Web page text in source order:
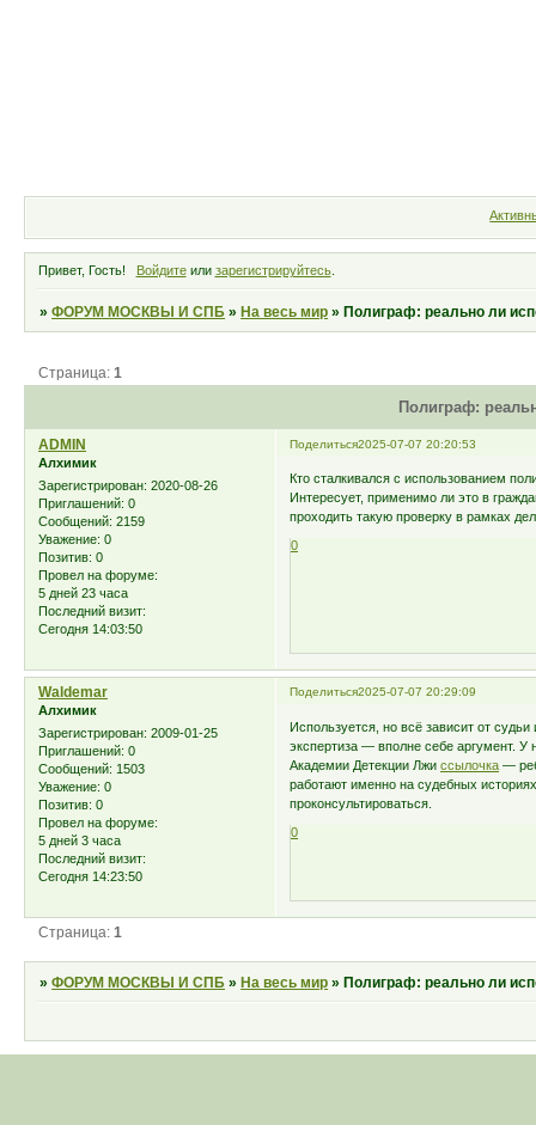
Привет, Гость! Войдитеили зарегистрируйтесь.
»ФОРУМ МОСКВЫ И СПБ »На весь мир »Полиграф: реально ли
Полиграф:
Страница:1
Поделиться2025-07-07 20:20:53
ADMIN
Алхимик
Зарегистрирован: 2020-08-26
Приглашений: 0
Сообщений: 2159
Уважение: 0
Позитив: 0
Провел на форуме:
5 дней 23 часа
Последний визит:
Сегодня 14:03:50
Кто сталкивался с использованием
Интересует, применимо ли это в
проходить такую проверку в рамках
0
Поделиться2025-07-07 20:29:09
Waldemar
Алхимик
Зарегистрирован: 2009-01-25
Приглашений: 0
Сообщений: 1503
Уважение: 0
Позитив: 0
Провел на форуме:
5 дней 3 часа
Последний визит:
Сегодня 14:23:50
Используется, но всё зависит от
экспертиза — вполне себе аргумент. У
Академии Детекции Лжиссылочка —
работают именно на судебных
проконсультироваться.
0
Страница:1
»ФОРУМ МОСКВЫ И СПБ » На весь мир » Полиграф: реально ли